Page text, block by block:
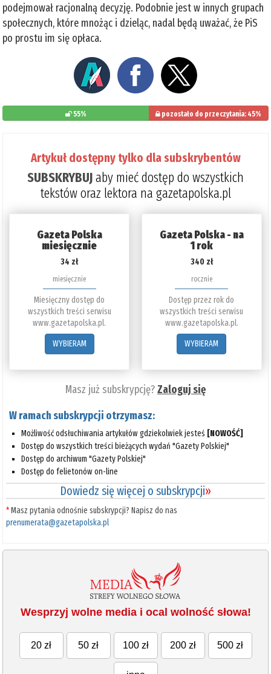
podejmował racjonalną decyzję. Podobnie jest w innych grupach
społecznych, które mnożąc i dzieląc, nadal będą uważać, że PiS
po prostu im się opłaca.
55% pozostało do przeczytania: 45%
Artykuł dostępny tylko dla subskrybentów
SUBSKRYBUJaby mieć dostęp do wszystkich
tekstów oraz lektora na gazetapolska.pl
Gazeta Polska
miesięcznie
34 zł
miesięcznie
Miesięczny dostęp do
wszystkich treści serwisu
www.gazetapolska.pl.
WYBIERAM
Gazeta Polska - na
1 rok
340 zł
rocznie
Dostęp przez rok do
wszystkich treści serwisu
www.gazetapolska.pl.
WYBIERAM
Masz już subskrypcję?Zaloguj się
W ramach subskrypcji otrzymasz:
Możliwość odsłuchiwania artykułów gdziekolwiek jesteś [NOWOŚĆ]
Dostęp do wszystkich treści bieżących wydań "Gazety Polskiej"
Dostęp do archiwum "Gazety Polskiej"
Dostęp do felietonów on-line
Dowiedz się więcej o subskrypcji»
*Masz pytania odnośnie subskrypcji? Napisz do nas
prenumerata@gazetapolska.pl
Wesprzyj wolne media i ocal wolność słowa!
20 zł 50 zł 100 zł 200 zł 500 zł